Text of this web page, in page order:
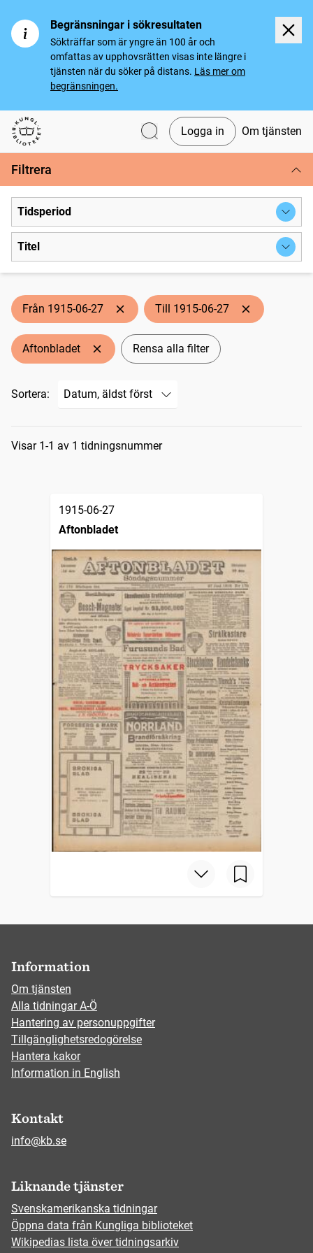
Begränsningar i sökresultaten
Sökträffar som är yngre än 100 år och
omfattas av upphovsrätten visas inte längre i
tjänsten när du söker på distans. Läs mer om
begränsningen.
Svenska tidningar
Logga in Om tjänsten
Filtrera
Tidsperiod
Titel
Från 1915-06-27 Till 1915-06-27
Aftonbladet Rensa alla filter
Sortera:
Sökresultat
Visar 1-1 av 1 tidningsnummer
1915-06-27
Aftonbladet
Information
Om tjänsten
Alla tidningar A-Ö
Hantering av personuppgifter
Tillgänglighetsredogörelse
Hantera kakor
Information in English
Kontakt
info@kb.se
Liknande tjänster
Svenskamerikanska tidningar
Öppna data från Kungliga biblioteket
Wikipedias lista över tidningsarkiv